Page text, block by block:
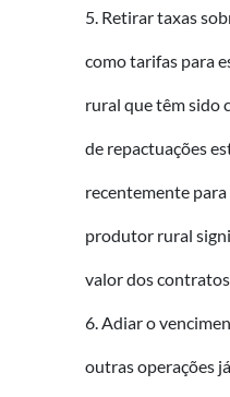
5. Retirar taxas
como tarifas para
rural que têm sido
de repactuações
recentemente
produtor rural
valor dos contratos.
6. Adiar o
outras operações